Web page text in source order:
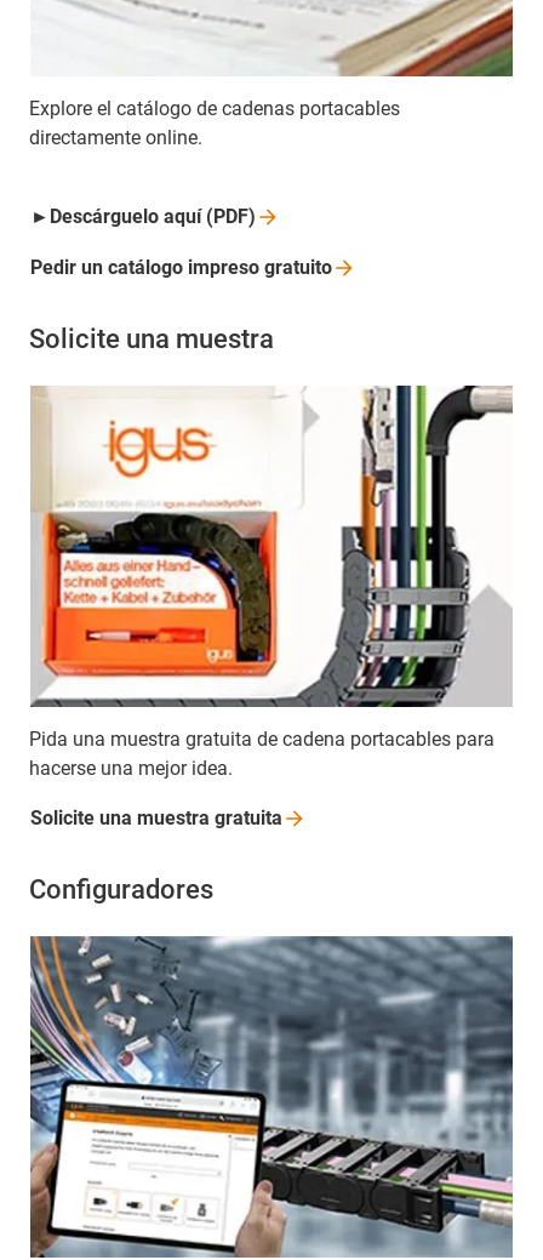
Explore el catálogo de cadenas portacables
directamente online.
►Descárguelo aquí (PDF)
Pedir un catálogo impreso gratuito
Solicite una muestra
Pida una muestra gratuita de cadena portacables para
hacerse una mejor idea.
Solicite una muestra gratuita
Configuradores